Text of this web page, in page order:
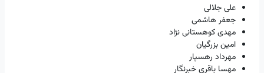
علی جلالی
جعفر هاشمی
مهدی کوهستانی نژاد
امین بزرگیان
مهرداد رهسپار
مهسا باقری خبرنگار